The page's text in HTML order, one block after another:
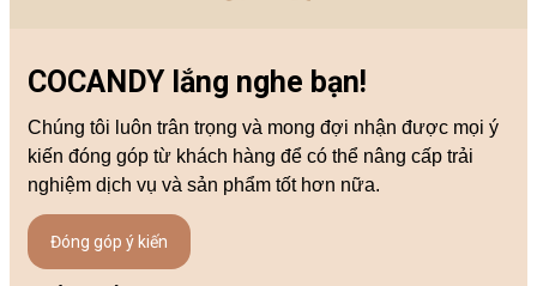
COCANDY lắng nghe bạn!
Chúng tôi luôn trân trọng và mong đợi nhận được mọi ý
kiến đóng góp từ khách hàng để có thể nâng cấp trải
nghiệm dịch vụ và sản phẩm tốt hơn nữa.
Đóng góp ý kiến